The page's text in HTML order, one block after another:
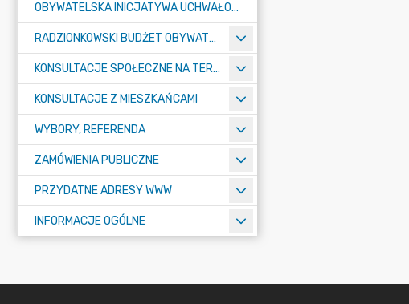
OBYWATELSKA INICJATYWA UCHWAŁODAWCZA
RADZIONKOWSKI BUDŻET OBYWATELSKI
KONSULTACJE SPOŁECZNE NA TERENIE MIASTA RADZIONKÓW
KONSULTACJE Z MIESZKAŃCAMI
WYBORY, REFERENDA
ZAMÓWIENIA PUBLICZNE
PRZYDATNE ADRESY WWW
INFORMACJE OGÓLNE